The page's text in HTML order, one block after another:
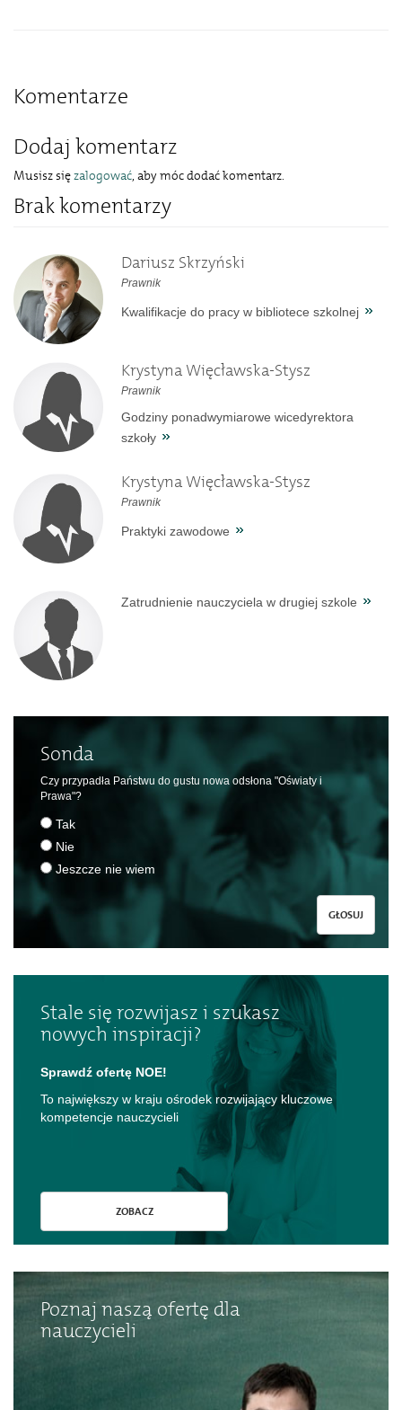
Komentarze
Dodaj komentarz
Musisz sięzalogować, aby móc dodać komentarz.
Brak komentarzy
Dariusz Skrzyński
Prawnik
Kwalifikacje do pracy w bibliotece szkolnej
Krystyna Więcławska-Stysz
Prawnik
Godziny ponadwymiarowe wicedyrektora
szkoły
Krystyna Więcławska-Stysz
Prawnik
Praktyki zawodowe
Zatrudnienie nauczyciela w drugiej szkole
Sonda
Czy przypadła Państwu do gustu nowa odsłona "Oświaty i
Prawa"?
Tak
Nie
Jeszcze nie wiem
GŁOSUJ
Stale się rozwijasz i szukasz
nowych inspiracji?
Sprawdź ofertę NOE!
To największy w kraju ośrodek rozwijający kluczowe
kompetencje nauczycieli
ZOBACZ
Poznaj naszą ofertę dla
nauczycieli